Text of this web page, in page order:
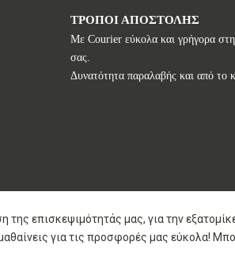
ΤΡΟΠΟΙ ΑΠΟΣΤΟΛΗΣ
Με Courier εύκολα και γρήγορα
σας.
Δυνατότητα παραλαβής και από το
της επισκεψιμότητάς μας, για την
για τις προσφορές μας εύκολα!